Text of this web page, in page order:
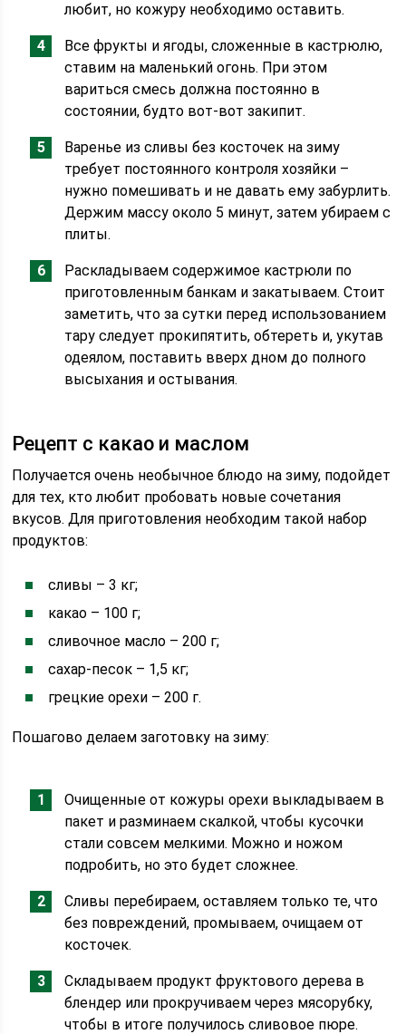
любит, но кожуру необходимо оставить.
Все фрукты и ягоды, сложенные в кастрюлю,
ставим на маленький огонь. При этом
вариться смесь должна постоянно в
состоянии, будто вот-вот закипит.
Варенье из сливы без косточек на зиму
требует постоянного контроля хозяйки –
нужно помешивать и не давать ему забурлить.
Держим массу около 5 минут, затем убираем с
плиты.
Раскладываем содержимое кастрюли по
приготовленным банкам и закатываем. Стоит
заметить, что за сутки перед использованием
тару следует прокипятить, обтереть и, укутав
одеялом, поставить вверх дном до полного
высыхания и остывания.
Рецепт с какао и маслом
Получается очень необычное блюдо на зиму, подойдет
для тех, кто любит пробовать новые сочетания
вкусов. Для приготовления необходим такой набор
продуктов:
сливы – 3 кг;
какао – 100 г;
сливочное масло – 200 г;
сахар-песок – 1,5 кг;
грецкие орехи – 200 г.
Пошагово делаем заготовку на зиму:
Очищенные от кожуры орехи выкладываем в
пакет и разминаем скалкой, чтобы кусочки
стали совсем мелкими. Можно и ножом
подробить, но это будет сложнее.
Сливы перебираем, оставляем только те, что
без повреждений, промываем, очищаем от
косточек.
Складываем продукт фруктового дерева в
блендер или прокручиваем через мясорубку,
чтобы в итоге получилось сливовое пюре.